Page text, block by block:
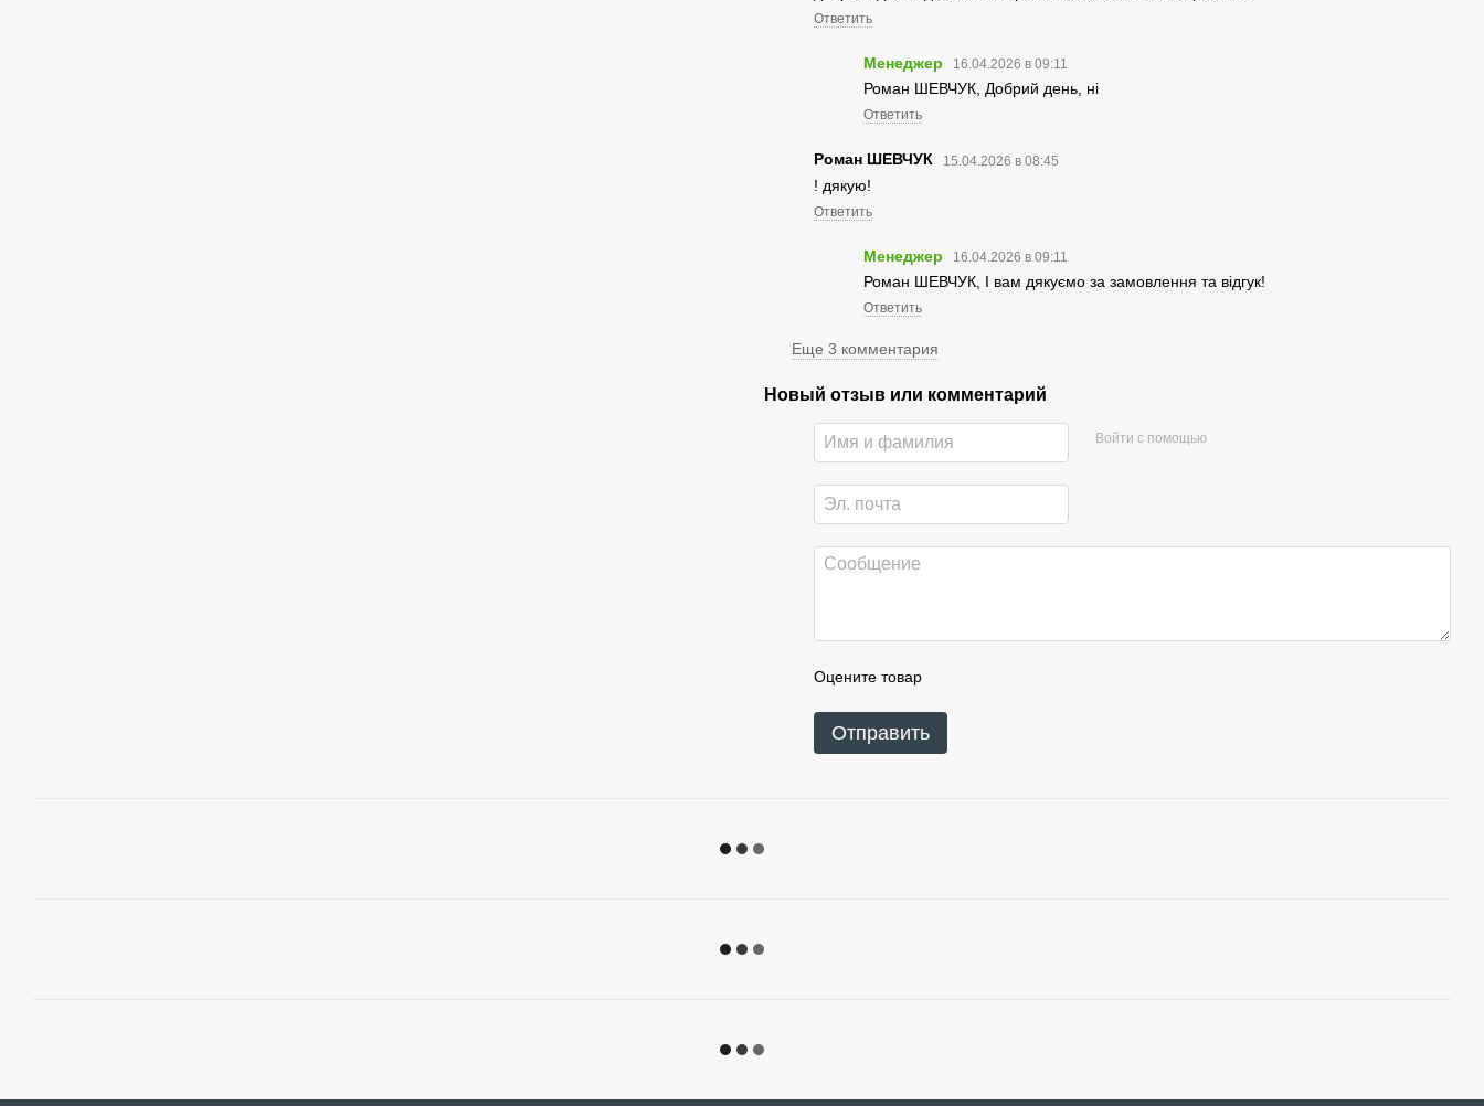
Ответить
Менеджер 16.04.2026 в 09:11
Роман ШЕВЧУК, Добрий день, ні
Ответить
Роман ШЕВЧУК 15.04.2026 в 08:45
! дякую!
Ответить
Менеджер 16.04.2026 в 09:11
Роман ШЕВЧУК, І вам дякуємо за замовлення та відгук!
Ответить
Еще 3 комментария
Новый отзыв или комментарий
Войти с помощью
Оцените товар
Отправить